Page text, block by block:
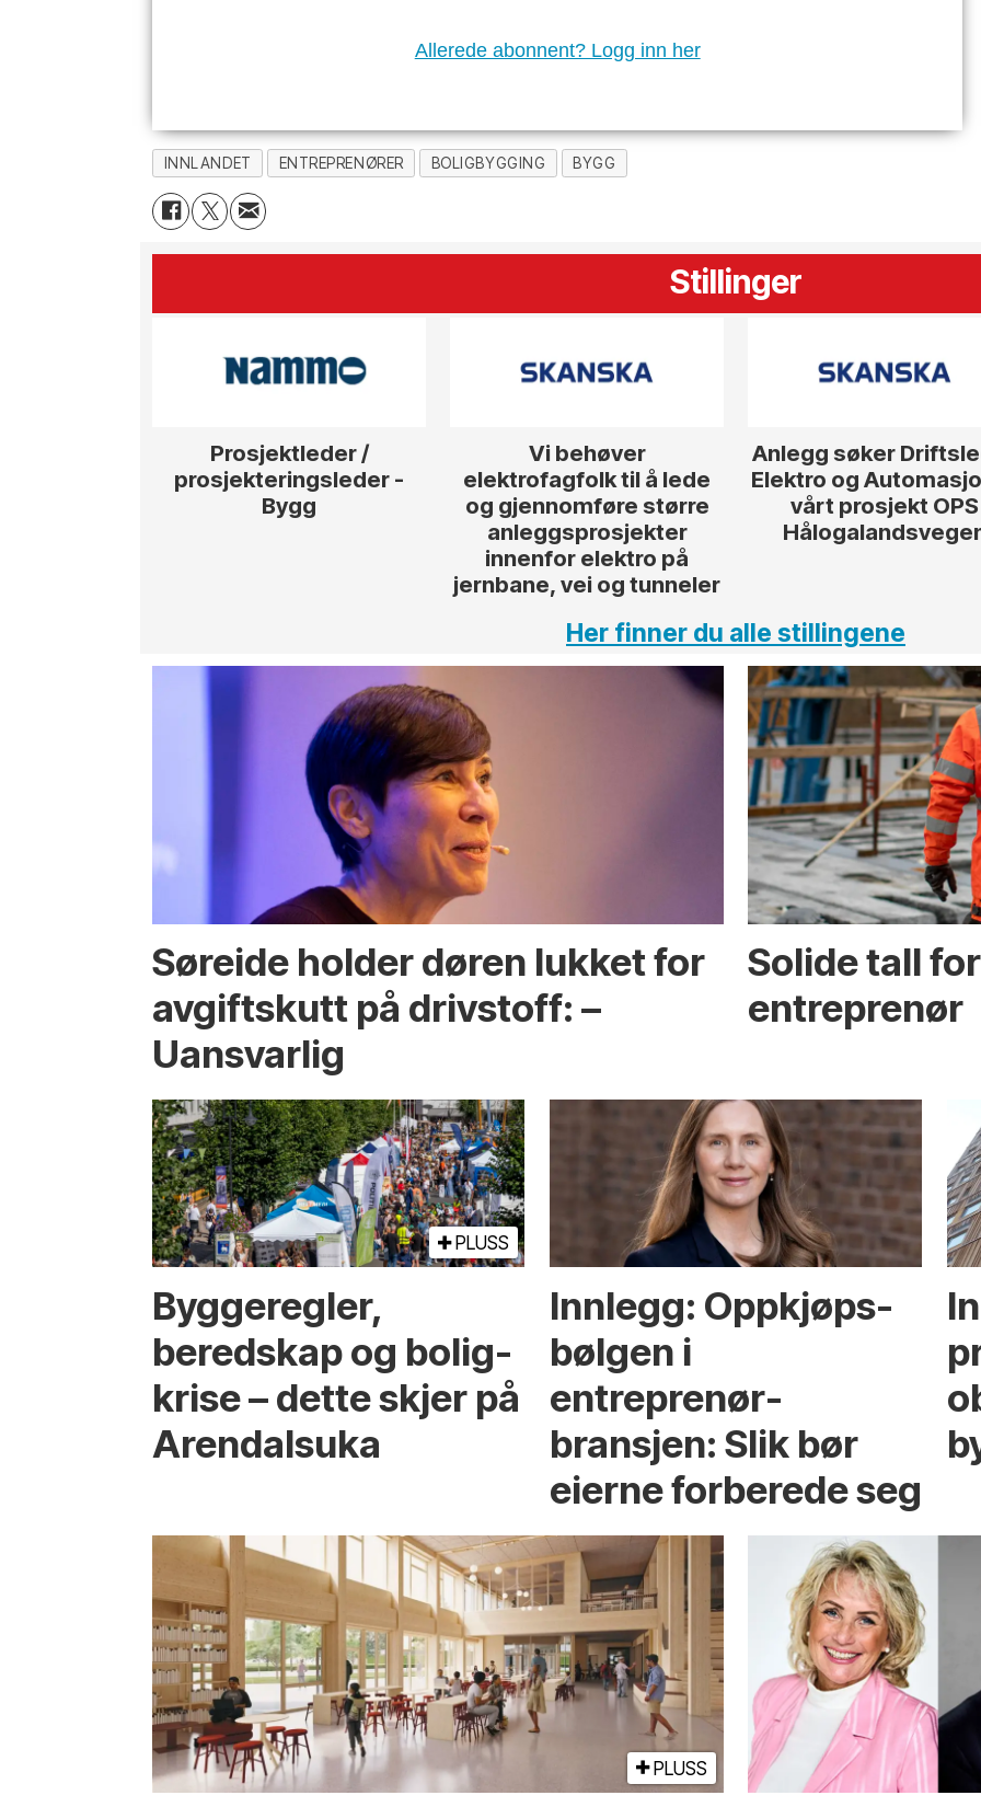
Allerede abonnent? Logg inn her
INNLANDET ENTREPRENØRER BOLIGBYGGING BYGG
Stillinger
Prosjektleder /
prosjekteringsleder -
Bygg
Vi behøver
elektrofagfolk til å lede
og gjennomføre større
anleggsprosjekter
innenfor elektro på
jernbane, vei og tunneler
Anlegg søker
Elektro og
vårt prosjekt OPS
Her finner du alle stillingene
Søreide holder døren lukket for
avgiftskutt på drivstoff: –
Uansvarlig
Solide tall
entreprenør
PLUSS
Bygge­regler,
beredskap og bolig­
krise – dette skjer på
Arendals­uka
Innlegg: Oppkjøps­
bølgen i
entreprenør­
bransjen: Slik bør
eierne forberede seg
PLUSS